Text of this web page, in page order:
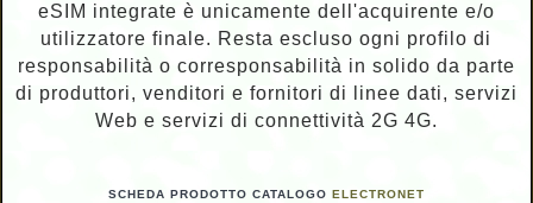
eSIM integrate è unicamente dell'acquirente e/o
utilizzatore finale. Resta escluso ogni profilo di
responsabilità o corresponsabilità in solido da parte
di produttori, venditori e fornitori di linee dati, servizi
Web e servizi di connettività 2G 4G.
SCHEDA PRODOTTO CATALOGO ELECTRONET